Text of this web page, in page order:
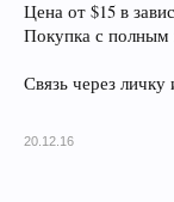
Цена от $15 в
Покупка с полным
Связь через личку
20.12.16